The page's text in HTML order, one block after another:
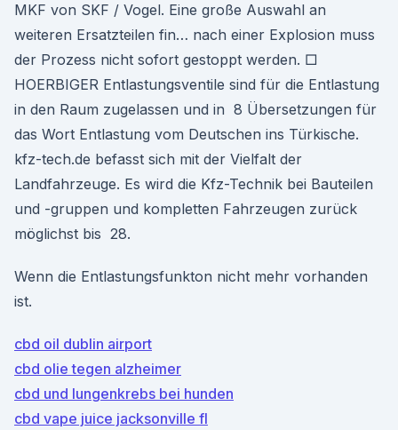
MKF von SKF / Vogel. Eine große Auswahl an
weiteren Ersatzteilen fin… nach einer Explosion muss
der Prozess nicht sofort gestoppt werden. □
HOERBIGER Entlastungsventile sind für die Entlastung
in den Raum zugelassen und in 8 Übersetzungen für
das Wort Entlastung vom Deutschen ins Türkische.
kfz-tech.de befasst sich mit der Vielfalt der
Landfahrzeuge. Es wird die Kfz-Technik bei Bauteilen
und -gruppen und kompletten Fahrzeugen zurück
möglichst bis 28.
Wenn die Entlastungsfunkton nicht mehr vorhanden
ist.
cbd oil dublin airport
cbd olie tegen alzheimer
cbd und lungenkrebs bei hunden
cbd vape juice jacksonville fl